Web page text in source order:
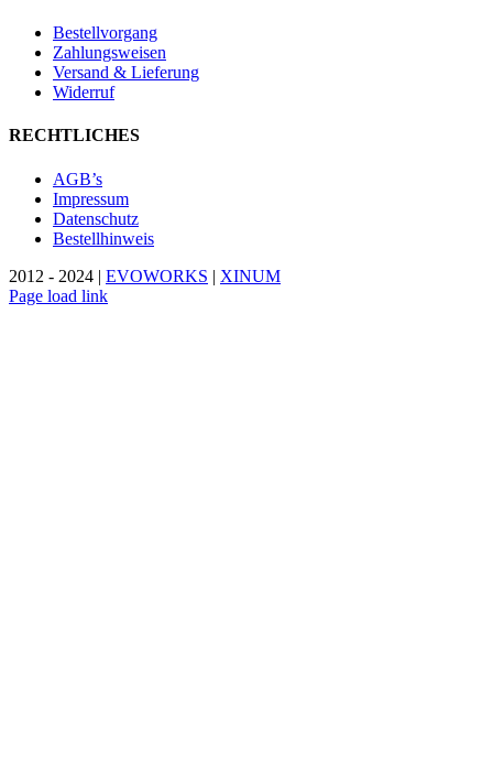
Bestellvorgang
Zahlungsweisen
Versand & Lieferung
Widerruf
RECHTLICHES
AGB’s
Impressum
Datenschutz
Bestellhinweis
2012 - 2024 | EVOWORKS | XINUM
Page load link